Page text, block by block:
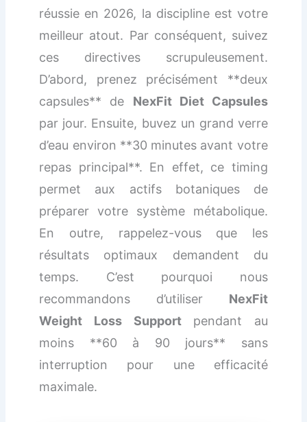
réussie en 2026, la discipline est votre
meilleur atout. Par conséquent, suivez
ces directives scrupuleusement.
D’abord, prenez précisément **deux
capsules** de NexFit Diet Capsules
par jour. Ensuite, buvez un grand verre
d’eau environ **30 minutes avant votre
repas principal**. En effet, ce timing
permet aux actifs botaniques de
préparer votre système métabolique.
En outre, rappelez-vous que les
résultats optimaux demandent du
temps. C’est pourquoi nous
recommandons d’utiliser NexFit
Weight Loss Supportpendant au
moins **60 à 90 jours** sans
interruption pour une efficacité
maximale.